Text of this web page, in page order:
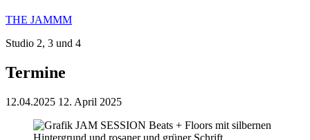
THE JAMMM
Studio 2, 3 und 4
Termine
12.04.2025 12. April 2025